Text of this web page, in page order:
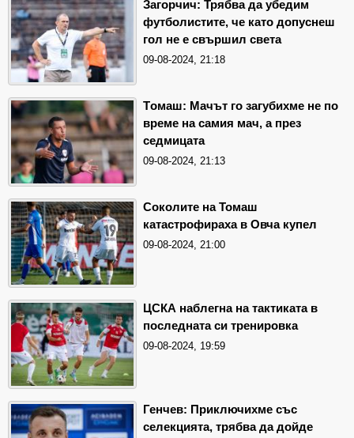
Загорчич: Трябва да убедим
футболистите, че като допуснеш
гол не е свършил света
09-08-2024, 21:18
Tомаш: Мачът го загубихме не по
време на самия мач, а през
седмицата
09-08-2024, 21:13
Соколите на Томаш
катастрофираха в Овча купел
09-08-2024, 21:00
ЦСКА наблегна на тактиката в
последната си тренировка
09-08-2024, 19:59
Генчев: Приключихме със
селекцията, трябва да дойде